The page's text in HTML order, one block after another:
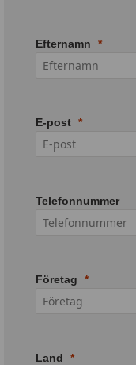
Efternamn
E-post
Telefonnummer
Företag
Land